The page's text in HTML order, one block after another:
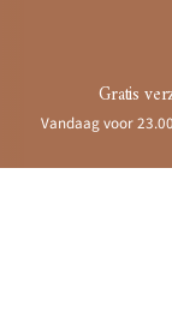
Gratis
Vandaag voor